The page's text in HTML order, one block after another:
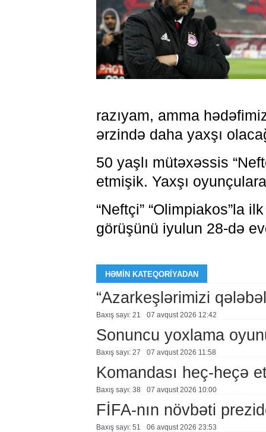
razıyam, amma
ərzində daha yaxşı
50 yaşlı mütəxəssis
etmişik. Yaxşı
“Neftçi” “Olimpiakos”la
görüşünü iyulun 28-də
HƏMIN KATEQORIYADAN
“Azarkeşlərimizi
Baxış sayı: 21 07 avqust 2026 12:42
Sonuncu yoxlama
Baxış sayı: 27 07 avqust 2026 11:58
Komandası heç-heçə
Baxış sayı: 38 07 avqust 2026 10:00
FİFA-nın növbəti
Baxış sayı: 51 06 avqust 2026 23:53